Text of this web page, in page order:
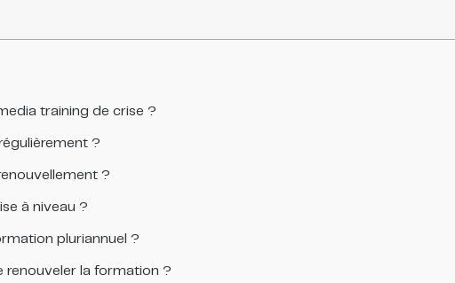
training de crise ?
?
?
à niveau ?
pluriannuel ?
renouveler la formation ?